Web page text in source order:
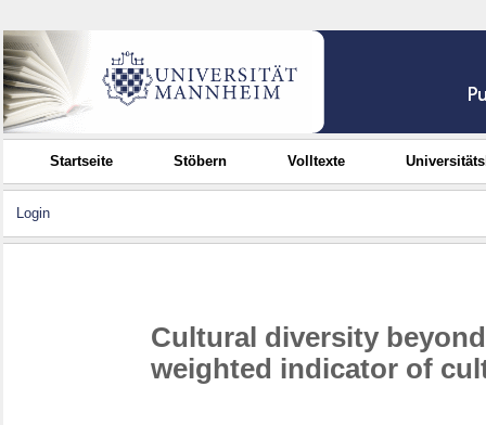
Startseite Stöbern Volltexte
Login
Cultural diversity
weighted indicator of